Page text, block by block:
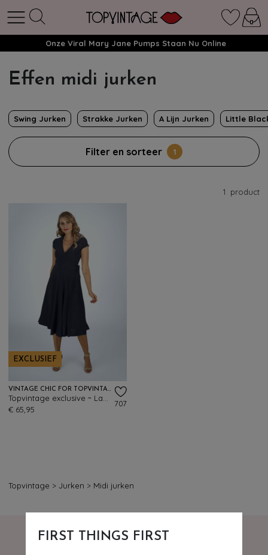
FIRST THINGS FIRST
Onze Viral Mary Jane Pumps Staan Nu Online
Effen midi jurken
Swing Jurken Strakke Jurken A Lijn Jurken Little
Filter en sorteer 1
1 product
EXCLUSIEF
VINTAGE CHIC FOR TOPVINTAGE
€ 65,95
707
Topvintage > Jurken > Midi jurken